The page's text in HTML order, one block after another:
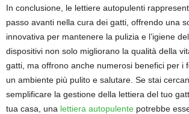
In conclusione, le lettiere autopulenti
passo avanti nella cura dei gatti, offrendo una
innovativa per mantenere la pulizia e l’igiene
dispositivi non solo migliorano la qualità della
gatti, ma offrono anche numerosi benefici per i
un ambiente più pulito e salutare. Se stai
semplificare la gestione della lettiera del tuo
tua casa, una lettiera autopulente potrebbe